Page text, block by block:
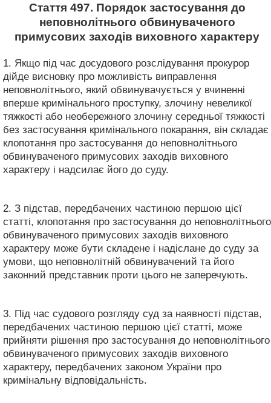
Стаття 497. Порядок застосування до
неповнолітнього обвинуваченого
примусових заходів виховного характеру
1. Якщо під час досудового розслідування прокурор
дійде висновку про можливість виправлення
неповнолітнього, який обвинувачується у вчиненні
вперше кримінального проступку, злочину невеликої
тяжкості або необережного злочину середньої тяжкості
без застосування кримінального покарання, він складає
клопотання про застосування до неповнолітнього
обвинуваченого примусових заходів виховного
характеру і надсилає його до суду.
2. З підстав, передбачених частиною першою цієї
статті, клопотання про застосування до неповнолітнього
обвинуваченого примусових заходів виховного
характеру може бути складене і надіслане до суду за
умови, що неповнолітній обвинувачений та його
законний представник проти цього не заперечують.
3. Під час судового розгляду суд за наявності підстав,
передбачених частиною першою цієї статті, може
прийняти рішення про застосування до неповнолітнього
обвинуваченого примусових заходів виховного
характеру, передбачених законом України про
кримінальну відповідальність.